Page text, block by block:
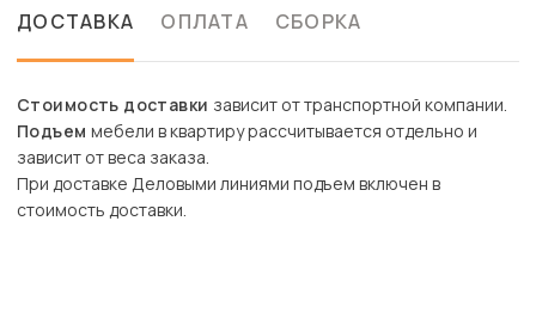
ДОСТАВКА ОПЛАТА СБОРКА
Стоимость доставки зависит от транспортной компании.
Подъем мебели в квартиру рассчитывается отдельно и
зависит от веса заказа.
При доставке Деловыми линиями подъем включен в
стоимость доставки.